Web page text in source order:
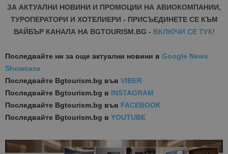
ЗА АКТУАЛНИ НОВИНИ И ПРОМОЦИИ НА АВИОКОМПАНИИ,
ТУРОПЕРАТОРИ И ХОТЕЛИЕРИ - ПРИСЪЕДИНЕТЕ СЕ КЪМ
ВАЙБЪР КАНАЛА НА BGTOURISM.BG - ВКЛЮЧИ СЕ ТУК!
Последвайте ни за още актуални новини в Google News
Showcase
Последвайте Bgtourism.bg във VIBER
Последвайте Bgtourism.bg в INSTAGRAM
Последвайте Bgtourism.bg във FACEBOOK
Последвайте Bgtourism.bg в YOUTUBE